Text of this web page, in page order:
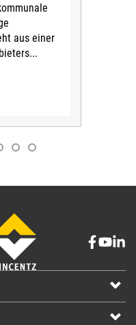
aus einer